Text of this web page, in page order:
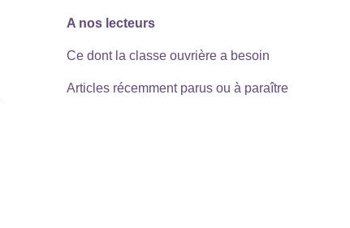
A nos lecteurs
Ce dont la classe ouvrière a besoin
Articles récemment parus ou à paraître